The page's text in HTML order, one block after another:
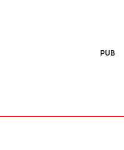
PUB